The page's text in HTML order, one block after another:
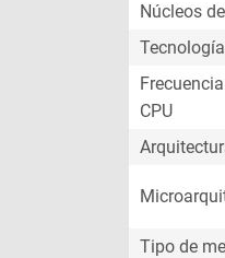
Núcleos
CPU
Tipo de